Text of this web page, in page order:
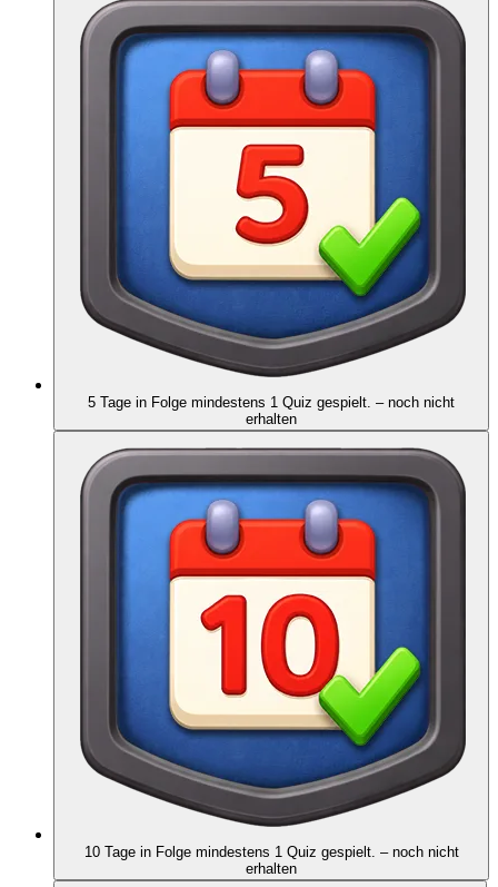
5 Tage in Folge mindestens 1 Quiz gespielt. – noch nicht
erhalten
10 Tage in Folge mindestens 1 Quiz gespielt. – noch nicht
erhalten